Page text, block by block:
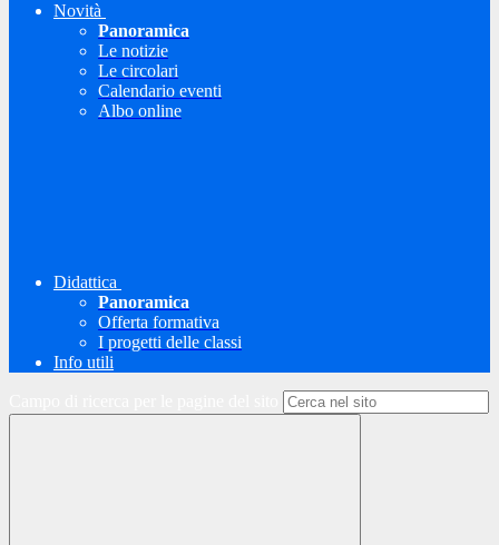
Novità
Panoramica
Le notizie
Le circolari
Calendario eventi
Albo online
Didattica
Panoramica
Offerta formativa
I progetti delle classi
Info utili